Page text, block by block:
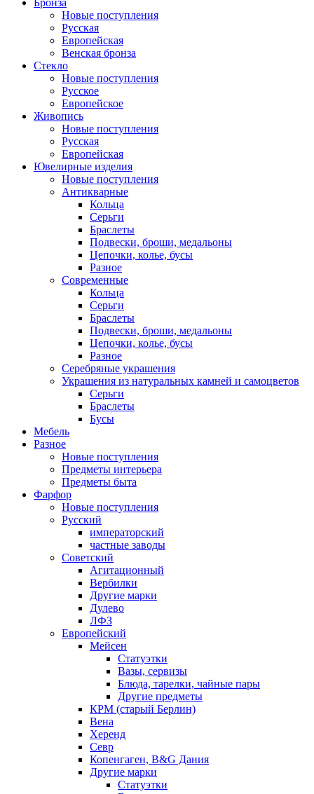
Бронза
Новые поступления
Русская
Европейская
Венская бронза
Стекло
Новые поступления
Русское
Европейское
Живопись
Новые поступления
Русская
Европейская
Ювелирные изделия
Новые поступления
Антикварные
Кольца
Серьги
Браслеты
Подвески, броши, медальоны
Цепочки, колье, бусы
Разное
Современные
Кольца
Серьги
Браслеты
Подвески, броши, медальоны
Цепочки, колье, бусы
Разное
Серебряные украшения
Украшения из натуральных камней и самоцветов
Серьги
Браслеты
Бусы
Мебель
Разное
Новые поступления
Предметы интерьера
Предметы быта
Фарфор
Новые поступления
Русский
императорский
частные заводы
Советский
Агитационный
Вербилки
Другие марки
Дулево
ЛФЗ
Европейский
Мейсен
Статуэтки
Вазы, сервизы
Блюда, тарелки, чайные пары
Другие предметы
КРМ (старый Берлин)
Вена
Херенд
Севр
Копенгаген, B&G Дания
Другие марки
Статуэтки